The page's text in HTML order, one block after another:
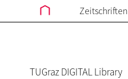
Zeitschriften
TUGraz DIGITAL Library